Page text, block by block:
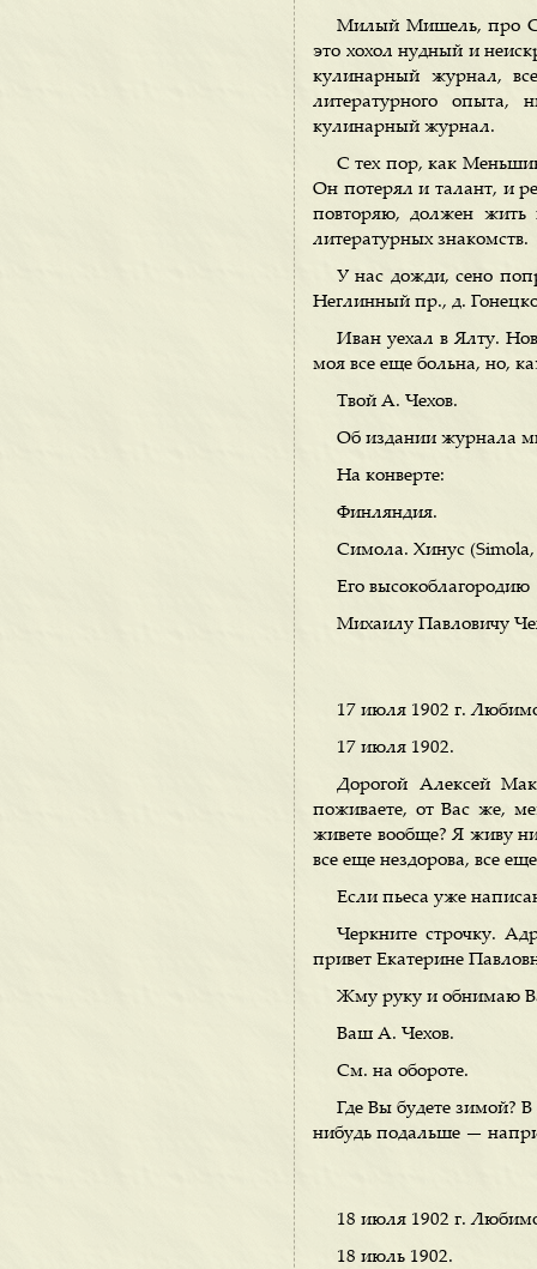
Милый Мишель, про
это хохол нудный и
кулинарный журнал,
литературного опыта,
кулинарный журнал.
С тех пор, как
Он потерял и талант, и
повторяю, должен жить
литературных знакомств.
У нас дожди, сено
Неглинный пр., д.
Иван уехал в Ялту.
моя все еще больна, но,
Твой А. Чехов.
Об издании журнала
Ha конверте:
Финляндия.
Симола. Хинус
Его высокоблагородию
Михаилу Павловичу
17 июля 1902 г.
17 июля 1902.
Дорогой Алексей
поживаете, от Вас же,
живете вообще? Я живу
все еще нездорова, все
Если пьеса уже
Черкните строчку.
привет Екатерине
Жму руку и обнимаю
Ваш А. Чехов.
См. на обороте.
Где Вы будете зимой?
нибудь подальше —
18 июля 1902 г.
18 июль 1902.